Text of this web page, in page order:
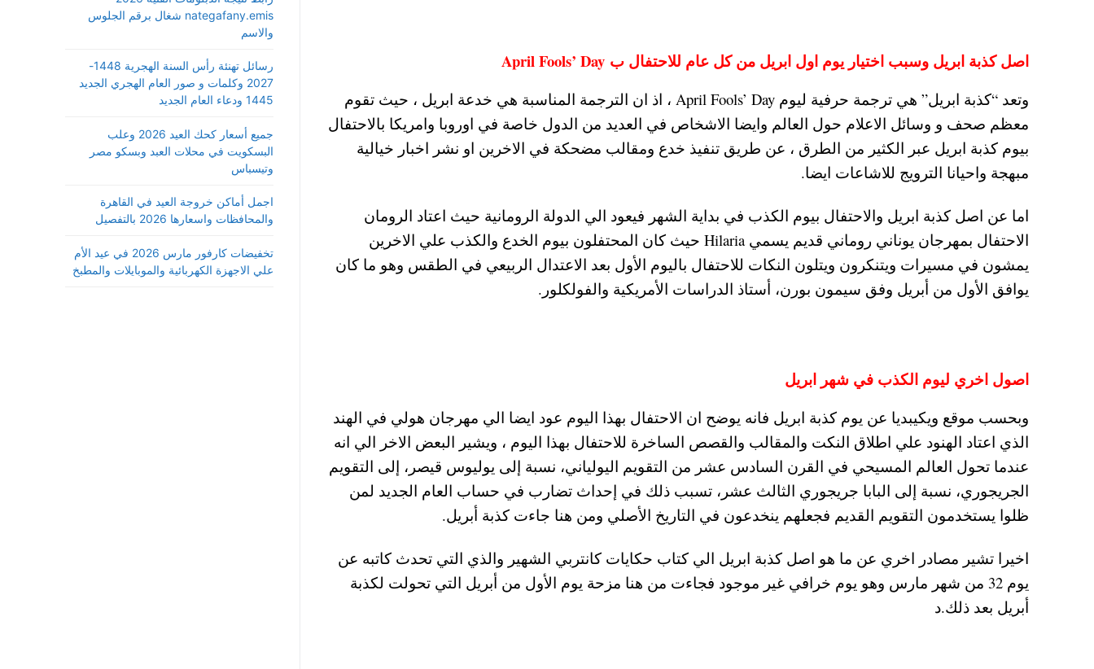
اصل كذبة ابريل وسبب اختيار يوم اول ابريل من كل عام للاحتفال ب April Fools’ Day
وتعد “كذبة ابريل” هي ترجمة حرفية ليوم April Fools’ Day ، اذ ان الترجمة المناسبة هي خدعة ابريل ، حيث تقوم
معظم صحف و وسائل الاعلام حول العالم وايضا الاشخاص في العديد من الدول خاصة في اوروبا وامريكا بالاحتفال
بيوم كذبة ابريل عبر الكثير من الطرق ، عن طريق تنفيذ خدع ومقالب مضحكة في الاخرين او نشر اخبار خيالية
مبهجة واحيانا الترويج للاشاعات ايضا.
اما عن اصل كذبة ابريل والاحتفال بيوم الكذب في بداية الشهر فيعود الي الدولة الرومانية حيث اعتاد الرومان
الاحتفال بمهرجان يوناني روماني قديم يسمي Hilaria حيث كان المحتفلون بيوم الخدع والكذب علي الاخرين
يمشون في مسيرات ويتنكرون ويتلون النكات للاحتفال باليوم الأول بعد الاعتدال الربيعي في الطقس وهو ما كان
يوافق الأول من أبريل وفق سيمون بورن، أستاذ الدراسات الأمريكية والفولكلور.
اصول اخري ليوم الكذب في شهر ابريل
وبحسب موقع ويكيبديا عن يوم كذبة ابريل فانه يوضح ان الاحتفال بهذا اليوم عود ايضا الي مهرجان هولي في الهند
الذي اعتاد الهنود علي اطلاق النكت والمقالب والقصص الساخرة للاحتفال بهذا اليوم ، ويشير البعض الاخر الي انه
عندما تحول العالم المسيحي في القرن السادس عشر من التقويم اليولياني، نسبة إلى يوليوس قيصر، إلى التقويم
الجريجوري، نسبة إلى البابا جريجوري الثالث عشر، تسبب ذلك في إحداث تضارب في حساب العام الجديد لمن
ظلوا يستخدمون التقويم القديم فجعلهم ينخدعون في التاريخ الأصلي ومن هنا جاءت كذبة أبريل.
اخيرا تشير مصادر اخري عن ما هو اصل كذبة ابريل الي كتاب حكايات كانتربي الشهير والذي التي تحدث كاتبه عن
يوم 32 من شهر مارس وهو يوم خرافي غير موجود فجاءت من هنا مزحة يوم الأول من أبريل التي تحولت لكذبة
أبريل بعد ذلك.د
nategafany.emis شغال برقم الجلوس
والاسم
رسائل تهنئة رأس السنة الهجرية 1448-
2027 وكلمات و صور العام الهجري الجديد
1445 ودعاء العام الجديد
جميع أسعار كحك العيد 2026 وعلب
البسكويت في محلات العبد وبسكو مصر
وتيسباس
اجمل أماكن خروجة العيد في القاهرة
والمحافظات واسعارها 2026 بالتفصيل
تخفيضات كارفور مارس 2026 في عيد الأم
علي الاجهزة الكهربائية والموبايلات والمطبخ